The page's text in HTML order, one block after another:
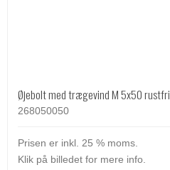
Øjebolt med trægevind M 5x50
268050050
Prisen er inkl. 25 % moms.
Klik på billedet for mere info.